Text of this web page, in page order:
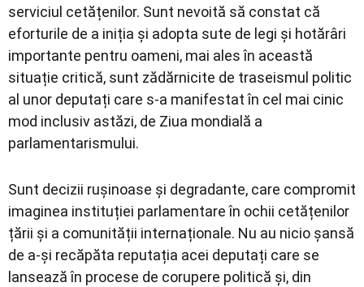
serviciul cetățenilor. Sunt nevoită să constat că
eforturile de a iniția și adopta sute de legi și hotărâri
importante pentru oameni, mai ales în această
situație critică, sunt zădărnicite de traseismul politic
al unor deputați care s-a manifestat în cel mai cinic
mod inclusiv astăzi, de Ziua mondială a
parlamentarismului.
Sunt decizii rușinoase și degradante, care compromit
imaginea instituției parlamentare în ochii cetățenilor
țării și a comunității internaționale. Nu au nicio șansă
de a-și recăpăta reputația acei deputați care se
lansează în procese de corupere politică și, din